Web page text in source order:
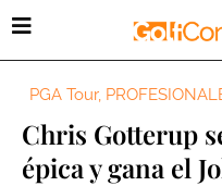
PGA Tour,
Chris Gotterup
épica y gana el